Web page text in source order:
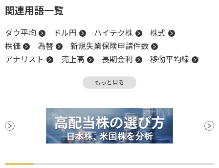
関連用語一覧
ダウ平均 ドル円 ハイテク株
株式
株価
為替
新規失業保険申請件数
アナリスト
売上高 長期金利
移動平均線
堅調 続落
もっと見る